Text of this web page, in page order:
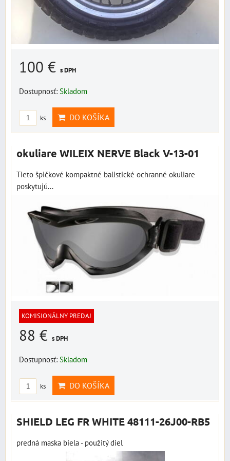
100 € s DPH
Dostupnosť: Skladom
ks DO KOŠÍKA
okuliare WILEIX NERVE Black V-13-01
Tieto špičkové kompaktné balistické ochranné okuliare
poskytujú...
KOMISIONÁLNY PREDAJ
88 € s DPH
Dostupnosť: Skladom
ks DO KOŠÍKA
SHIELD LEG FR WHITE 48111-26J00-RB5
predná maska biela - použitý diel